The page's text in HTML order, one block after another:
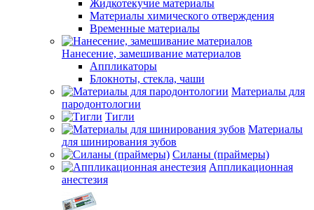
Жидкотекучие материалы
Материалы химического отверждения
Временные материалы
Нанесение, замешивание материалов
Аппликаторы
Блокноты, стекла, чаши
Материалы для
пародонтологии
Тигли
Материалы
для шинирования зубов
Силаны (праймеры)
Аппликационная
анестезия